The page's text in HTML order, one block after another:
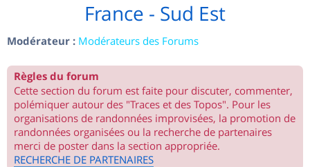
France - Sud Est
Modérateur : Modérateurs des Forums
Règles du forum
Cette section du forum est faite pour discuter, commenter,
polémiquer autour des "Traces et des Topos". Pour les
organisations de randonnées improvisées, la promotion de
randonnées organisées ou la recherche de partenaires
merci de poster dans la section appropriée.
RECHERCHE DE PARTENAIRES